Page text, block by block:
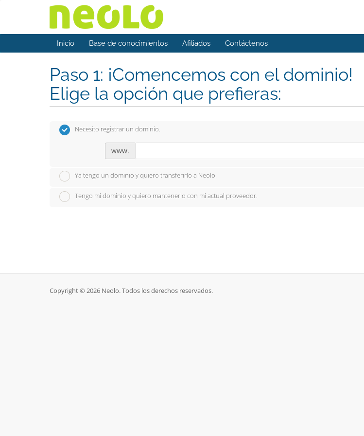
Inicio Base de conocimientos Afiliados Contáctenos
Paso 1: ¡Comencemos con el dominio!
Elige la opción que prefieras:
Necesito registrar un dominio.
www.
Ya tengo un dominio y quiero transferirlo a Neolo.
Tengo mi dominio y quiero mantenerlo con mi actual proveedor.
Copyright © 2026 Neolo. Todos los derechos reservados.